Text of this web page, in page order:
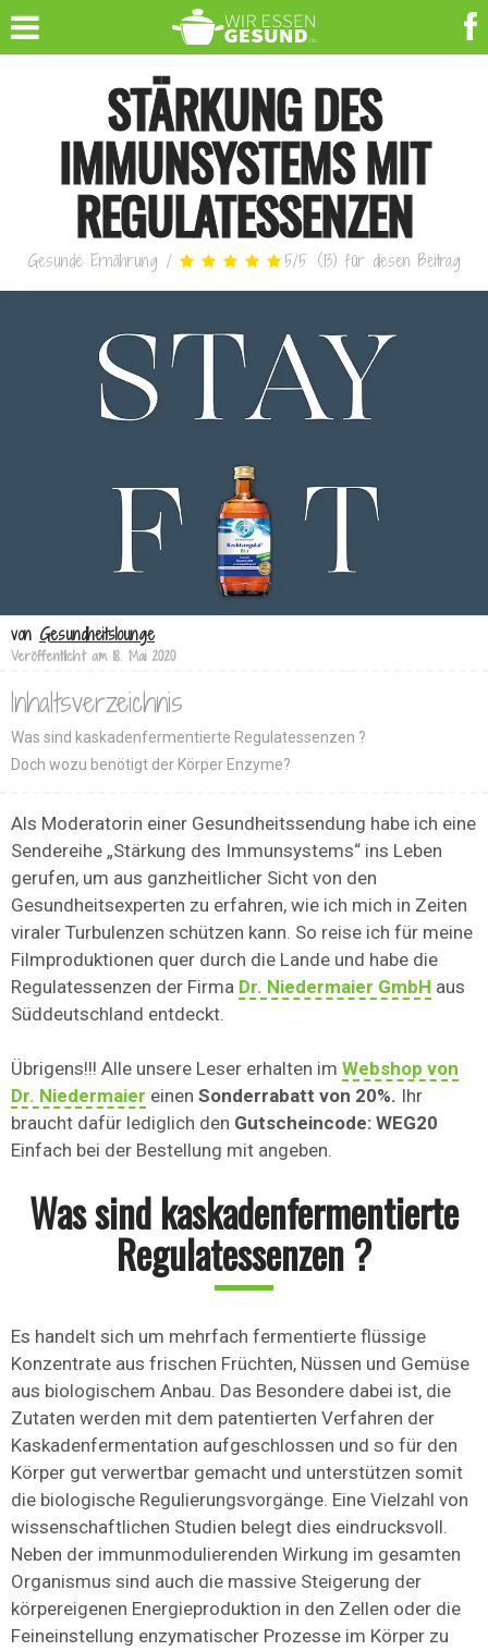
STÄRKUNG DES
IMMUNSYSTEMS MIT
REGULATESSENZEN
Gesunde Ernährung / 5/5 (13) für diesen Beitrag
von Gesundheitslounge
Veröffentlicht am 18. Mai 2020
Inhaltsverzeichnis
Was sind kaskadenfermentierte Regulatessenzen ?
Doch wozu benötigt der Körper Enzyme?
Als Moderatorin einer Gesundheitssendung habe ich eine
Sendereihe „Stärkung des Immunsystems“ ins Leben
gerufen, um aus ganzheitlicher Sicht von den
Gesundheitsexperten zu erfahren, wie ich mich in Zeiten
viraler Turbulenzen schützen kann. So reise ich für meine
Filmproduktionen quer durch die Lande und habe die
Regulatessenzen der Firma Dr. Niedermaier GmbH aus
Süddeutschland entdeckt.
Übrigens!!! Alle unsere Leser erhalten im Webshop von
Dr. Niedermaier einen Sonderrabatt von 20%. Ihr
braucht dafür lediglich den Gutscheincode: WEG20
Einfach bei der Bestellung mit angeben.
Was sind kaskadenfermentierte
Regulatessenzen ?
Es handelt sich um mehrfach fermentierte flüssige
Konzentrate aus frischen Früchten, Nüssen und Gemüse
aus biologischem Anbau. Das Besondere dabei ist, die
Zutaten werden mit dem patentierten Verfahren der
Kaskadenfermentation aufgeschlossen und so für den
Körper gut verwertbar gemacht und unterstützen somit
die biologische Regulierungsvorgänge. Eine Vielzahl von
wissenschaftlichen Studien belegt dies eindrucksvoll.
Neben der immunmodulierenden Wirkung im gesamten
Organismus sind auch die massive Steigerung der
körpereigenen Energieproduktion in den Zellen oder die
Feineinstellung enzymatischer Prozesse im Körper zu